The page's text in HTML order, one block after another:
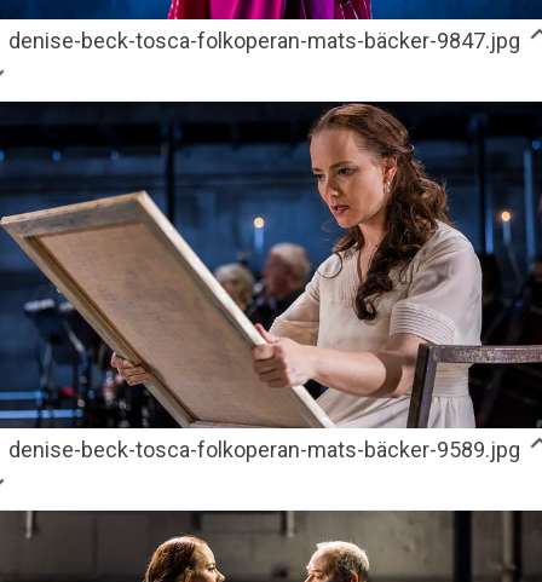
denise-beck-tosca-folkoperan-mats-bäcker-9847.jpg
denise-beck-tosca-folkoperan-mats-bäcker-9589.jpg